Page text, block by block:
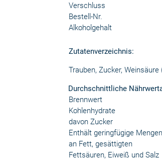
Verschluss
Bestell-Nr.
Alkoholgehalt
Zutatenverzeichnis:
Trauben, Zucker,
Durchschnittliche
Brennwert
Kohlenhydrate
davon Zucker
Enthält geringfügige Mengen
an Fett, gesättigten
Fettsäuren, Eiweiß und Salz